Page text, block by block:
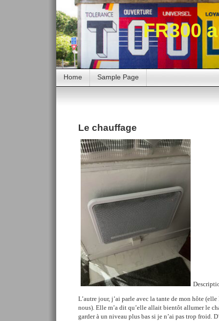
FR300
Home Sample Page
Le chauffage
L’autre jour, j’ai parle avec la tante de mon hôte
nous). Elle m’a dit qu’elle allait bientôt allumer le
garder à un niveau plus bas si je n’ai pas trop froid.